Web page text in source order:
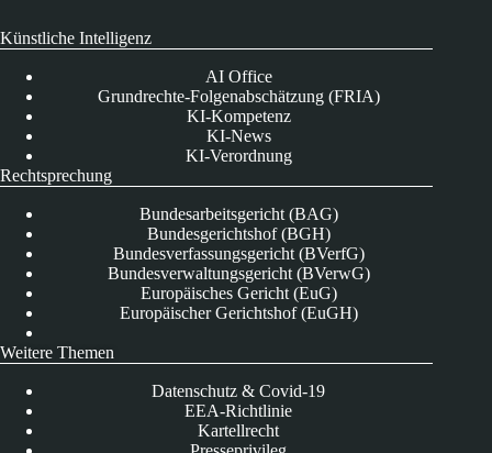
Künstliche Intelligenz
AI Office
Grundrechte-Folgenabschätzung (FRIA)
KI-Kompetenz
KI-News
KI-Verordnung
Rechtsprechung
Bundesarbeitsgericht (BAG)
Bundesgerichtshof (BGH)
Bundesverfassungsgericht (BVerfG)
Bundesverwaltungsgericht (BVerwG)
Europäisches Gericht (EuG)
Europäischer Gerichtshof (EuGH)
Weitere Themen
Datenschutz & Covid-19
EEA-Richtlinie
Kartellrecht